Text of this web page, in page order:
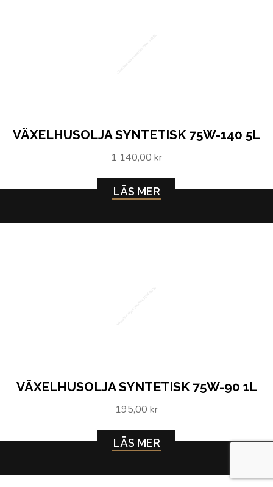
VÄXELHUSOLJA SYNTETISK 75W-140 5L
1 140,00 kr
LÄS MER
VÄXELHUSOLJA SYNTETISK 75W-90 1L
195,00 kr
LÄS MER